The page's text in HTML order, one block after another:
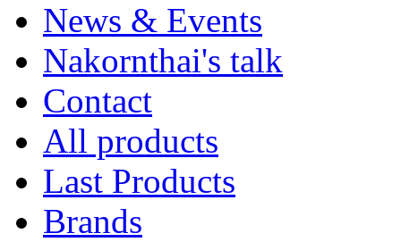
News & Events
Nakornthai's talk
Contact
All products
Last Products
Brands